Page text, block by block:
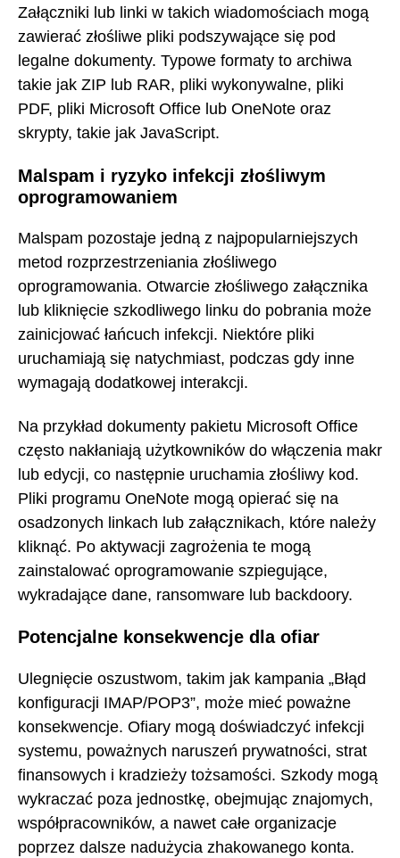
Załączniki lub linki w takich wiadomościach mogą
zawierać złośliwe pliki podszywające się pod
legalne dokumenty. Typowe formaty to archiwa
takie jak ZIP lub RAR, pliki wykonywalne, pliki
PDF, pliki Microsoft Office lub OneNote oraz
skrypty, takie jak JavaScript.
Malspam i ryzyko infekcji złośliwym
oprogramowaniem
Malspam pozostaje jedną z najpopularniejszych
metod rozprzestrzeniania złośliwego
oprogramowania. Otwarcie złośliwego załącznika
lub kliknięcie szkodliwego linku do pobrania może
zainicjować łańcuch infekcji. Niektóre pliki
uruchamiają się natychmiast, podczas gdy inne
wymagają dodatkowej interakcji.
Na przykład dokumenty pakietu Microsoft Office
często nakłaniają użytkowników do włączenia makr
lub edycji, co następnie uruchamia złośliwy kod.
Pliki programu OneNote mogą opierać się na
osadzonych linkach lub załącznikach, które należy
kliknąć. Po aktywacji zagrożenia te mogą
zainstalować oprogramowanie szpiegujące,
wykradające dane, ransomware lub backdoory.
Potencjalne konsekwencje dla ofiar
Ulegnięcie oszustwom, takim jak kampania „Błąd
konfiguracji IMAP/POP3”, może mieć poważne
konsekwencje. Ofiary mogą doświadczyć infekcji
systemu, poważnych naruszeń prywatności, strat
finansowych i kradzieży tożsamości. Szkody mogą
wykraczać poza jednostkę, obejmując znajomych,
współpracowników, a nawet całe organizacje
poprzez dalsze nadużycia zhakowanego konta.